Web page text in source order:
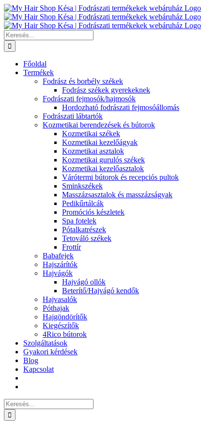
Kihagyás
Keresés...
Főoldal
Termékek
Fodrász és borbély székek
Fodrász székek gyerekeknek
Fodrászati fejmosók/hajmosók
Hordozható fodrászati fejmosóállomás
Fodrászati lábtartók
Kozmetikai berendezések és bútorok
Kozmetikai székek
Kozmetikai kezelőágyak
Kozmetikai asztalok
Kozmetikai gurulós székek
Kozmetikai kezelőasztalok
Várótermi bútorok és recepciós pultok
Sminkszékek
Masszázsasztalok és masszázságyak
Pedikűrtálcák
Promóciós készletek
Spa fotelek
Pótalkatrészek
Tetováló székek
Frottír
Babafejek
Hajszárítók
Hajvágók
Hajvágó ollók
Beterítő/Hajvágó kendők
Hajvasalók
Póthajak
Hajgöndörítők
Kiegészítők
4Rico bútorok
Szolgáltatások
Gyakori kérdések
Blog
Kapcsolat
Keresés...